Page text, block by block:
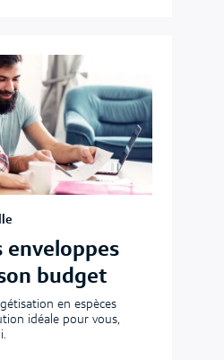
enveloppes
budget
en espèces
idéale pour vous,